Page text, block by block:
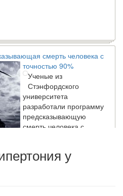
смерть человека с
точностью 90%
Ученые из
Стэнфордского
университета
разработали программу
предсказывающую
смерть человека с
высокой точностью.
превысит средний доход
у